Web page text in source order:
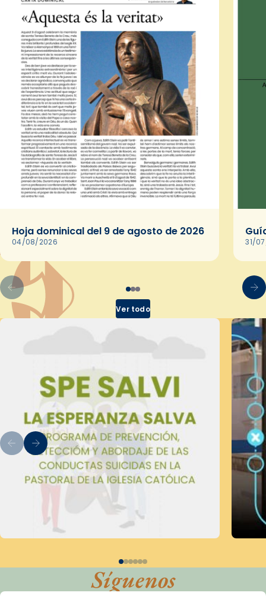
Hoja dominical del 9 de agosto de 2026
04/08/2026 31/
Ver todo
Síguenos